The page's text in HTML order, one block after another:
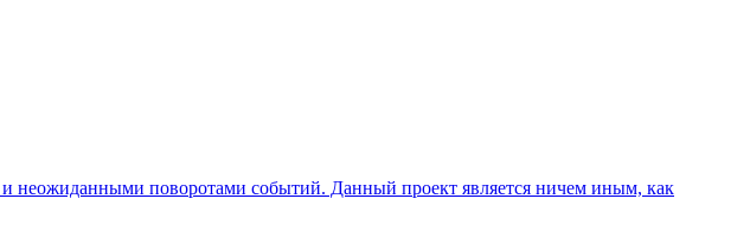
неожиданными поворотами событий. Данный проект является ничем иным, как